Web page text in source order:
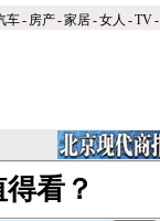
车- 房产-家居-女人 -TV-
看？